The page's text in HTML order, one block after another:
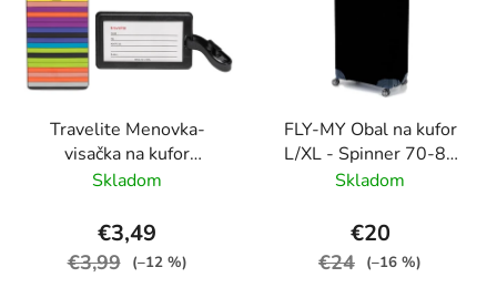
Travelite Menovka-
visačka na kufor
Multicolor Stripes
Skladom
€3,49
€3,99 (–12 %)
FLY-MY Obal na kufor
L/XL - Spinner 70-80
cm Čierny
Skladom
€20
€24 (–16 %)